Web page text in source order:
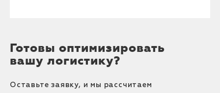
Готовы оптимизировать
вашу логистику?
Оставьте заявку, и мы рассчитаем